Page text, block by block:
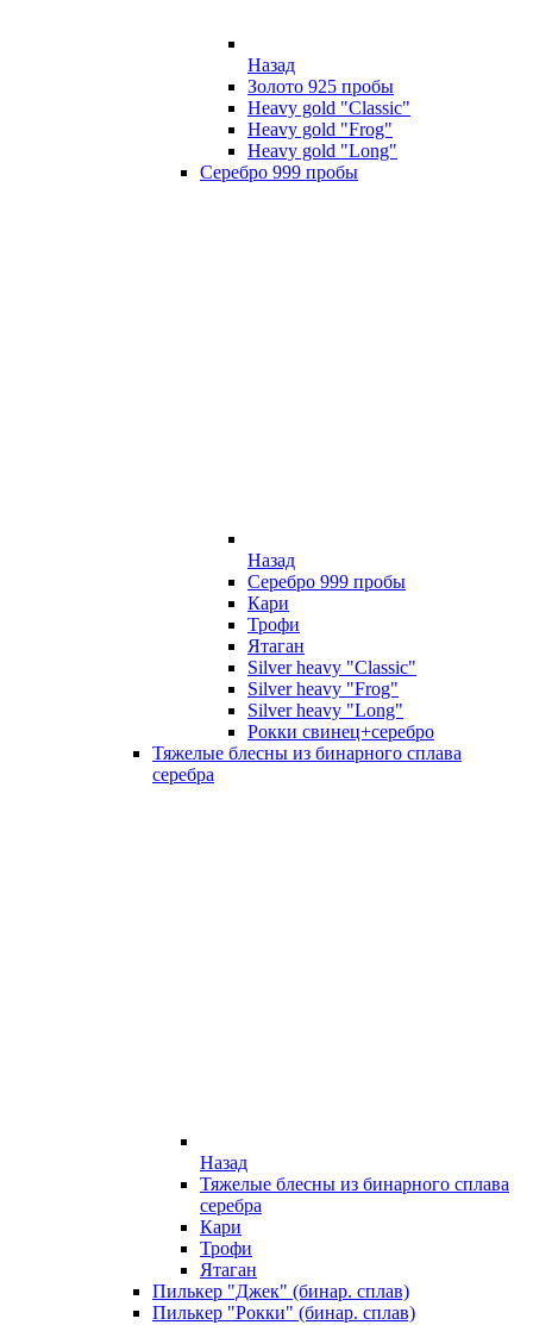
Назад
Золото 925 пробы
Heavy gold "Classic"
Heavy gold "Frog"
Heavy gold "Long"
Серебро 999 пробы
Назад
Серебро 999 пробы
Кари
Трофи
Ятаган
Silver heavy "Classic"
Silver heavy "Frog"
Silver heavy "Long"
Рокки свинец+серебро
Тяжелые блесны из бинарного сплава
серебра
Назад
Тяжелые блесны из бинарного сплава
серебра
Кари
Трофи
Ятаган
Пилькер "Джек" (бинар. сплав)
Пилькер "Рокки" (бинар. сплав)